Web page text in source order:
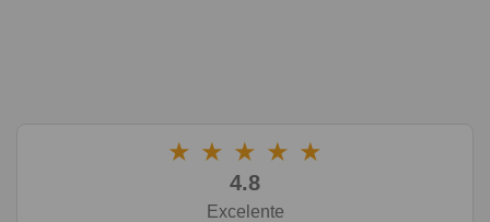
★ ★ ★ ★ ★
4.8
Excelente